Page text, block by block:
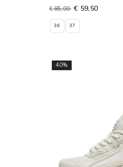
€ 85,00 € 59,50
36 37
40%